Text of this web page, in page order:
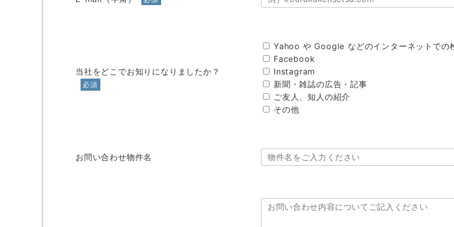
当社をどこでお知りになりましたか？
必須
Yahoo や Google などのインターネットでの
Facebook
Instagram
新聞・雑誌の広告・記事
ご友人、知人の紹介
その他
お問い合わせ物件名